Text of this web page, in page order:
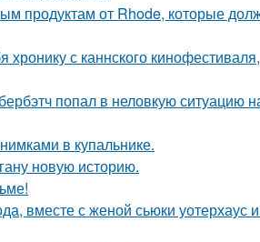
продуктам от Rhode, которые
с каннского
попал в неловкую ситуацию
в купальнике.
новую историю.
вместе с женой сьюки уотерхаус